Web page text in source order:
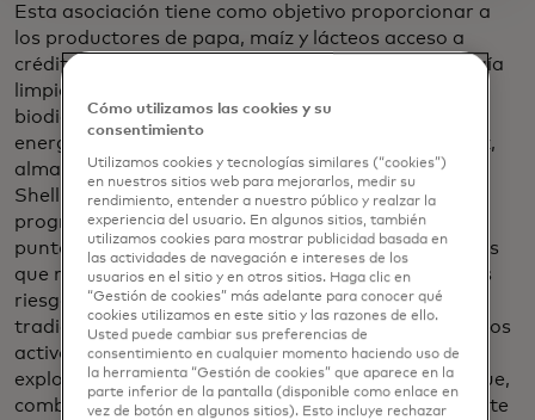
Esta asociación tiene como objetivo proporcionar a
los productores de papa, maíz y lácteos acceso a
crédito para seis tecnologías innovadoras de energía
limpia de proveedores de activos seleccionados:
biodigestores y bombas de riego alimentadas por
energía solar, enfriadores de leche, molinos de maíz,
almacenamiento en frío y linternas. La Fundación
Shell está proporcionando una subvención al
programa para reducir las tasas de interés en seis
puntos porcentuales para los pequeños agricultores
que normalmente serían considerados prestatarios
riesgosos por los esquemas de préstamos
tradicionales. También pretende demostrar que estos
activos energéticos pueden hacer que las
explotaciones agrícolas sean más productivas, lo que,
combinado con un mayor acceso al mercado, permite
Cómo utilizamos las cookies y su
consentimiento
Utilizamos cookies y tecnologías similares (“cookies”)
en nuestros sitios web para mejorarlos, medir su
rendimiento, entender a nuestro público y realzar la
experiencia del usuario. En algunos sitios, también
utilizamos cookies para mostrar publicidad basada en
las actividades de navegación e intereses de los
usuarios en el sitio y en otros sitios. Haga clic en
“Gestión de cookies” más adelante para conocer qué
cookies utilizamos en este sitio y las razones de ello.
Usted puede cambiar sus preferencias de
consentimiento en cualquier momento haciendo uso de
la herramienta “Gestión de cookies” que aparece en la
parte inferior de la pantalla (disponible como enlace en
vez de botón en algunos sitios). Esto incluye rechazar